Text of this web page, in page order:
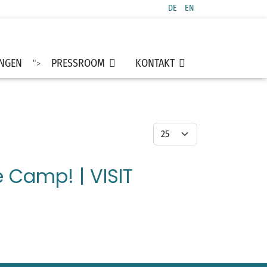
Sprache auswählen
DE EN
"> PRESSROOM KONTAKT
Anzeige #
| VISIT